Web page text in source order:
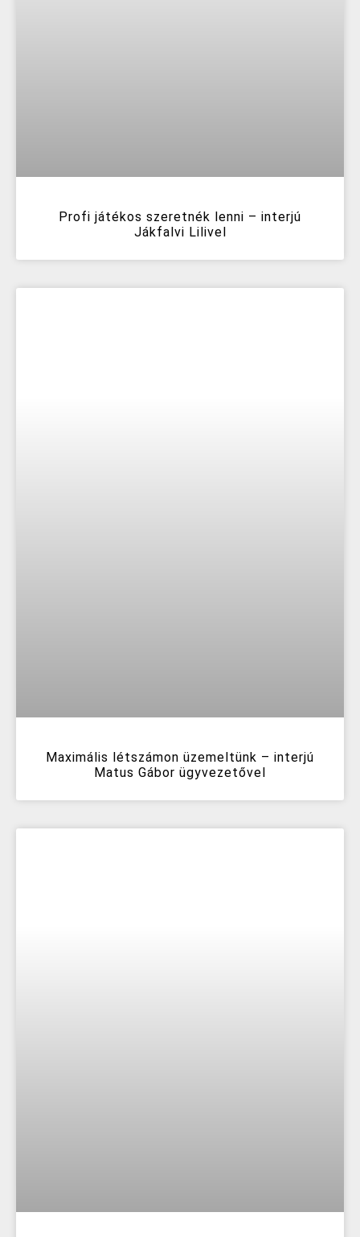
Profi játékos szeretnék lenni – interjú
Jákfalvi Lilivel
Maximális létszámon üzemeltünk – interjú
Matus Gábor ügyvezetővel